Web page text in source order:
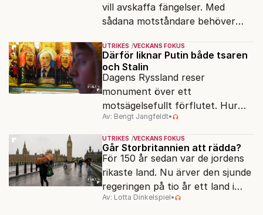
vill avskaffa fängelser. Med
sådana motståndare behöver
vänner.
UTRIKES VECKANS FOKUS
Därför liknar Putin både tsaren
och Stalin
Dagens Ryssland reser
monument över ett
motsägelsefullt förflutet. Hur
kunde två revolutioner förändra
hela samhället – utan att rubba
den ryska statsidén?
Av: Bengt Jangfeldt•
UTRIKES VECKANS FOKUS
Går Storbritannien att rädda?
För 150 år sedan var de jordens
rikaste land. Nu ärver den sjunde
regeringen på tio år ett land i
politiskt och ekonomiskt kaos.
Av: Lotta Dinkelspiel•